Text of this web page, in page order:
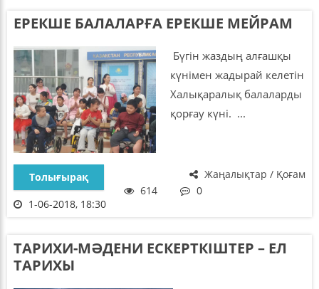
ЕРЕКШЕ БАЛАЛАРҒА ЕРЕКШЕ МЕЙРАМ
Бүгін жаздың алғашқы
күнімен жадырай келетін
Халықаралық балаларды
қорғау күні. ...
Жаңалықтар / Қоғам
Толығырақ
614
0
1-06-2018, 18:30
ТАРИХИ-МӘДЕНИ ЕСКЕРТКІШТЕР – ЕЛ
ТАРИХЫ